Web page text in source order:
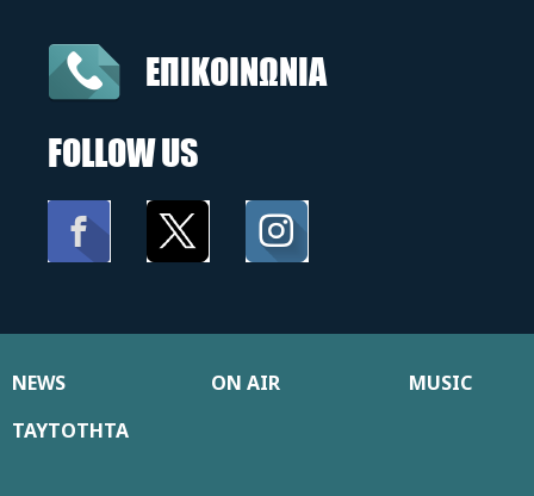
ΕΠΙΚΟΙΝΩΝΙΑ
FOLLOW US
NEWS ON AIR
MUSIC
ΤΑΥΤΟΤΗΤΑ